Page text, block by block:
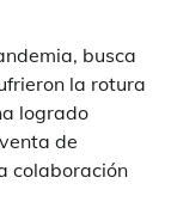
busca
la rotura
logrado
de
colaboración